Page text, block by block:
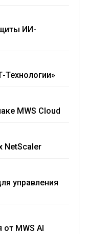
ИИ-
Технологии»
MWS Cloud
NetScaler
управления
MWS AI